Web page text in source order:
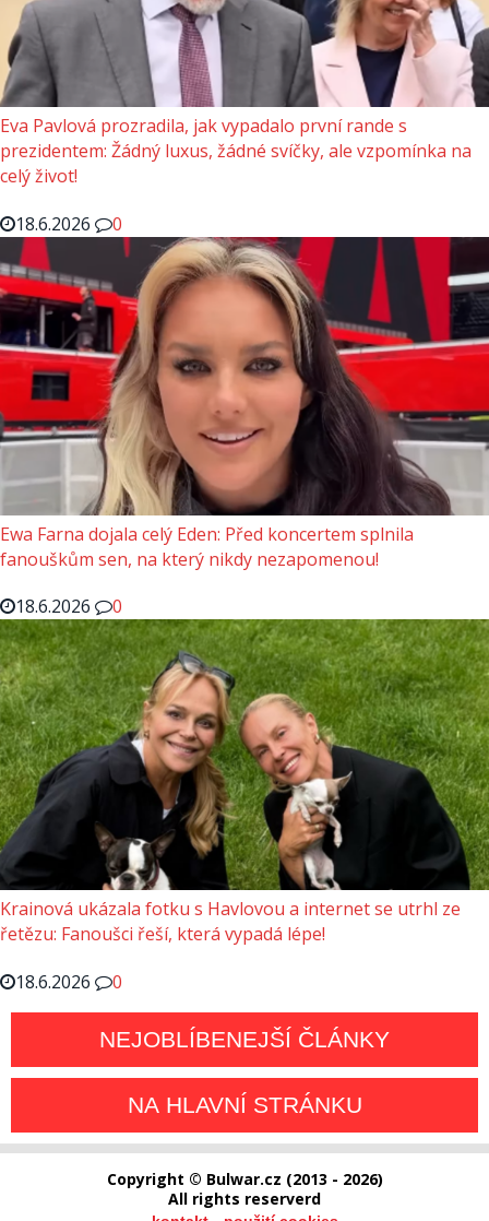
Eva Pavlová prozradila, jak vypadalo první rande s
prezidentem: Žádný luxus, žádné svíčky, ale vzpomínka na
celý život!
18.6.2026
0
Ewa Farna dojala celý Eden: Před koncertem splnila
fanouškům sen, na který nikdy nezapomenou!
18.6.2026
0
Krainová ukázala fotku s Havlovou a internet se utrhl ze
řetězu: Fanoušci řeší, která vypadá lépe!
18.6.2026
0
NEJOBLÍBENEJŠÍ ČLÁNKY
NA HLAVNÍ STRÁNKU
Copyright © Bulwar.cz (2013 - 2026)
All rights reserverd